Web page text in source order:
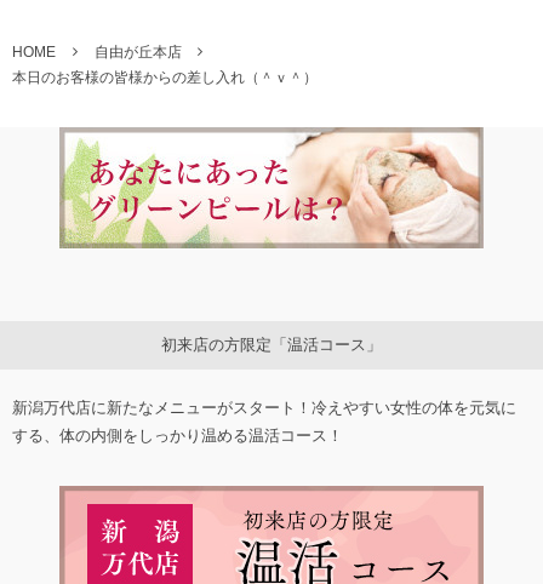
HOME
自由が丘本店
本日のお客様の皆様からの差し入れ（＾ｖ＾）
初来店の方限定「温活コース」
新潟万代店に新たなメニューがスタート！冷えやすい女性の体を元気に
する、体の内側をしっかり温める温活コース！